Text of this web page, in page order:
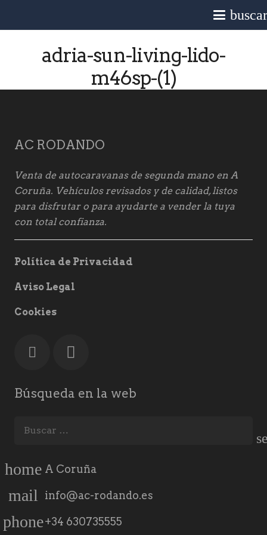
adria-sun-living-lido-
m46sp-(1)
AC RODANDO
Venta de autocaravanas de segunda mano en A
Coruña. Vehículos revisados y de calidad, listos
para disfrutar o para ayudarte a vender la tuya
con total confianza.
Política de Privacidad
Aviso Legal
Cookies
Búsqueda en la web
home A Coruña
mail info@ac-rodando.es
phone+34 630735555